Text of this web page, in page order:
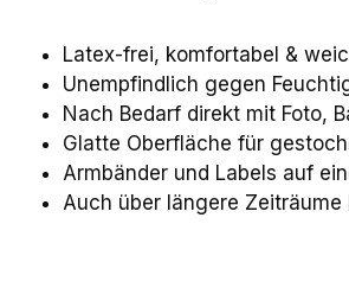
Latex-frei, komfortabel &
Unempfindlich gegen
Nach Bedarf direkt mit Foto,
Glatte Oberfläche für
Armbänder und Labels auf
Auch über längere